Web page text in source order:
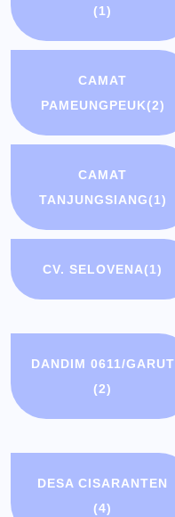
(1)
CAMAT
PAMEUNGPEUK(2)
CAMAT
TANJUNGSIANG(1)
CV. SELOVENA(1)
DANDIM 0611/GARUT
(2)
DESA CISARANTEN
(4)